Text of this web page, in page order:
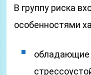
В группу риска
особенностями
обладающие